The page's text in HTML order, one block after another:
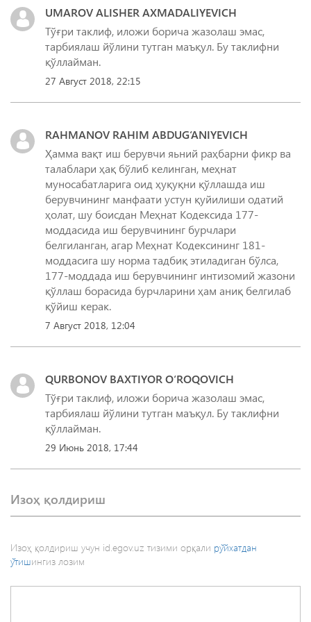
UMAROV ALISHER AXMADALIYEVICH
Тўғри таклиф, иложи борича жазолаш эмас,
тарбиялаш йўлини тутган маъқул. Бу таклифни
қўллайман.
27 Август 2018, 22:15
RAHMANOV RAHIM ABDUG‘ANIYEVICH
Ҳамма вақт иш берувчи яьний раҳбарни фикр ва
талаблари ҳақ бўлиб келинган, меҳнат
муносабатларига оид ҳуқуқни қўллашда иш
берувчининг манфаати устун қуйилиши одатий
ҳолат, шу боисдан Меҳнат Кодексида 177-
моддасида иш берувчининг бурчлари
белгиланган, агар Меҳнат Кодексининг 181-
моддасига шу норма тадбиқ этиладиган бўлса,
177-моддада иш берувчининг интизомий жазони
қўллаш борасида бурчларини ҳам аниқ белгилаб
қўйиш керак.
7 Август 2018, 12:04
QURBONOV BAXTIYOR O‘ROQOVICH
Тўғри таклиф, иложи борича жазолаш эмас,
тарбиялаш йўлини тутган маъқул. Бу таклифни
қўллайман.
29 Июнь 2018, 17:44
Изоҳ қолдириш
Изоҳ қолдириш учун id.egov.uz тизими орқали рўйхатдан
ўтишингиз лозим